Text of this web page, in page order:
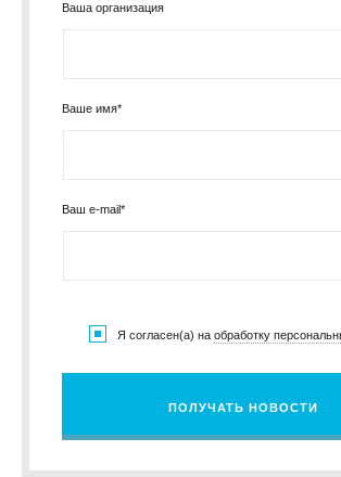
Ваша организация
Ваше имя*
Ваш e-mail*
Я согласен(а) на обработку
ПОЛУЧАТЬ НОВОСТИ